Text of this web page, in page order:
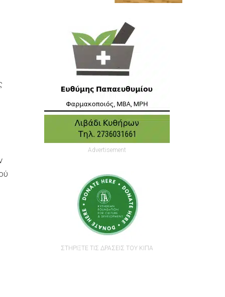
Advertisement
ΣΤΗΡΙΞΤΕ ΤΙΣ ΔΡΑΣΕΙΣ ΤΟΥ ΚΙΠΑ